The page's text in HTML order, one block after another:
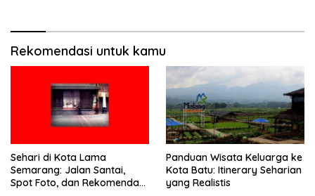
Rekomendasi untuk kamu
Sehari di Kota Lama
Semarang: Jalan Santai,
Spot Foto, dan Rekomendasi
Panduan Wisata Keluarga ke
Kota Batu: Itinerary Seharian
yang Realistis